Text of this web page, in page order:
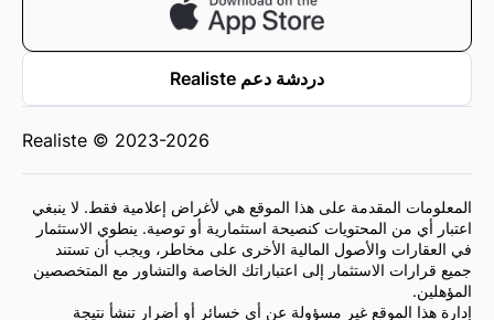
دردشة دعم Realiste
Realiste © 2023-2026
المعلومات المقدمة على هذا الموقع هي لأغراض إعلامية فقط. لا ينبغي
اعتبار أي من المحتويات كنصيحة استثمارية أو توصية. ينطوي الاستثمار
في العقارات والأصول المالية الأخرى على مخاطر، ويجب أن تستند
جميع قرارات الاستثمار إلى اعتباراتك الخاصة والتشاور مع المتخصصين
المؤهلين.
إدارة هذا الموقع غير مسؤولة عن أي خسائر أو أضرار تنشأ نتيجة